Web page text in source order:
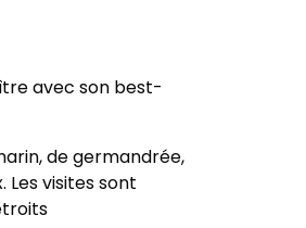
avec son best-
de germandrée,
Les visites sont